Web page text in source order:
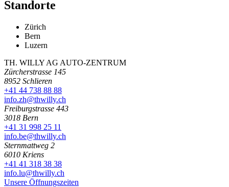
Standorte
Zürich
Bern
Luzern
TH. WILLY AG AUTO-ZENTRUM
Zürcherstrasse 145
8952 Schlieren
+41 44 738 88 88
info.zh@thwilly.ch
Freiburgstrasse 443
3018 Bern
+41 31 998 25 11
info.be@thwilly.ch
Sternmattweg 2
6010 Kriens
+41 41 318 38 38
info.lu@thwilly.ch
Unsere Öffnungszeiten